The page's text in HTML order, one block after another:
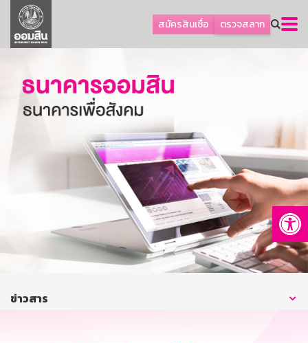
สมัครสินเชื่อ ตรวจสลาก
ลูกค้าธุรกิจ
ลูกค้าผู้ประกอบรายย่อย
ออมเพื่อสุข
เกี่ยวกับธนาคาร
การพัฒนาที่ยั่งยืน
บริการทางการเงิน
ติดต่อเรา
บริการออนไลน์
ข่าวสาร